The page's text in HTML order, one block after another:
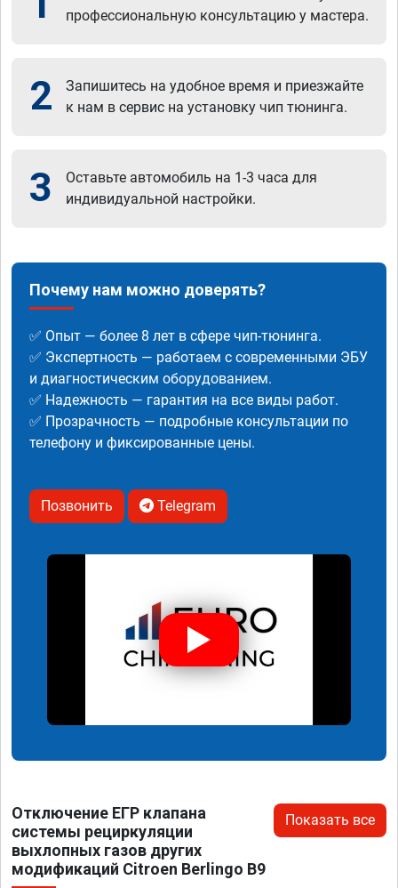
профессиональную консультацию у мастера.
2
Запишитесь на удобное время и приезжайте
к нам в сервис на установку чип тюнинга.
3
Оставьте автомобиль на 1-3 часа для
индивидуальной настройки.
Почему нам можно доверять?
✅ Опыт — более 8 лет в сфере чип-тюнинга.
✅ Экспертность — работаем с современными ЭБУ
и диагностическим оборудованием.
✅ Надежность — гарантия на все виды работ.
✅ Прозрачность — подробные консультации по
телефону и фиксированные цены.
Позвонить Telegram
Отключение ЕГР клапана
системы рециркуляции
выхлопных газов других
модификаций Citroen Berlingo B9
Показать все